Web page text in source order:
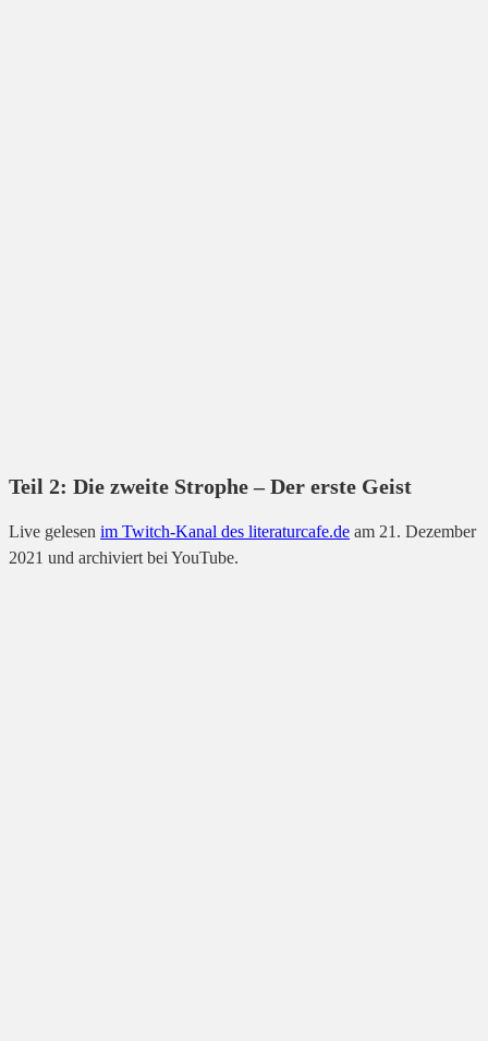
Teil 2: Die zweite Strophe – Der erste Geist
Live gelesen im Twitch-Kanal des literaturcafe.de am 21. Dezember
2021 und archiviert bei YouTube.